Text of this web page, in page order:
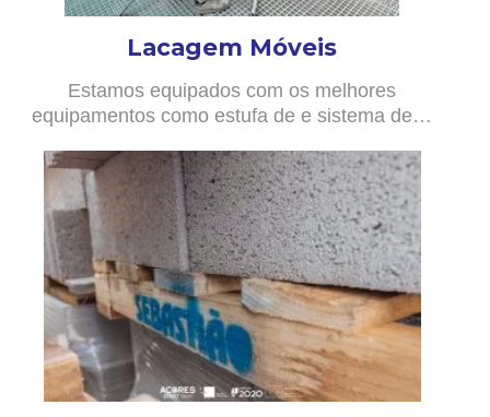
Lacagem Móveis
Estamos equipados com os melhores
equipamentos como estufa de e sistema de…